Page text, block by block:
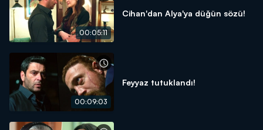
00:05:11
Cihan'dan Alya'ya düğün sözü!
00:09:03
Feyyaz tutuklandı!